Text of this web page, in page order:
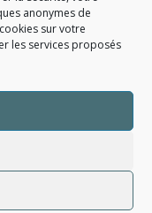
anonymes de
sur votre
les services proposés
pièce